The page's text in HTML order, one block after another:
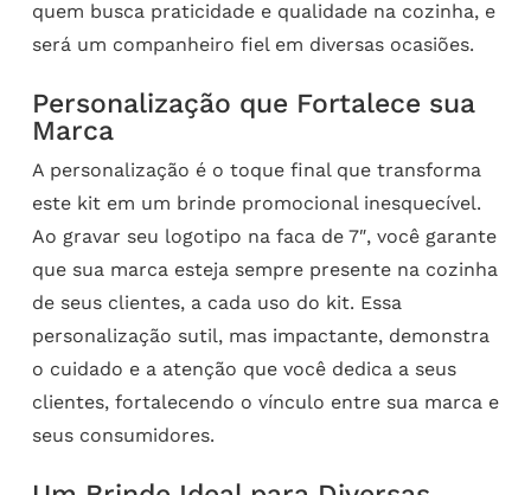
quem busca praticidade e qualidade na cozinha, e
será um companheiro fiel em diversas ocasiões.
Personalização que Fortalece sua
Marca
A personalização é o toque final que transforma
este kit em um brinde promocional inesquecível.
Ao gravar seu logotipo na faca de 7″, você garante
que sua marca esteja sempre presente na cozinha
de seus clientes, a cada uso do kit. Essa
personalização sutil, mas impactante, demonstra
o cuidado e a atenção que você dedica a seus
clientes, fortalecendo o vínculo entre sua marca e
seus consumidores.